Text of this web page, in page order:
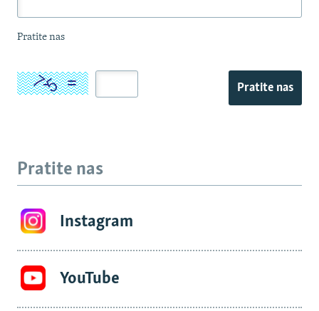
Pratite nas
Pratite nas
Pratite nas
Instagram
YouTube